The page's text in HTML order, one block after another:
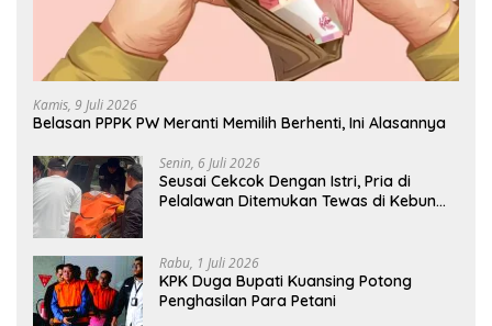
Kamis, 9 Juli 2026
Belasan PPPK PW Meranti Memilih Berhenti, Ini Alasannya
Senin, 6 Juli 2026
Seusai Cekcok Dengan Istri, Pria di
Pelalawan Ditemukan Tewas di Kebun
Rabu, 1 Juli 2026
KPK Duga Bupati Kuansing Potong
Penghasilan Para Petani